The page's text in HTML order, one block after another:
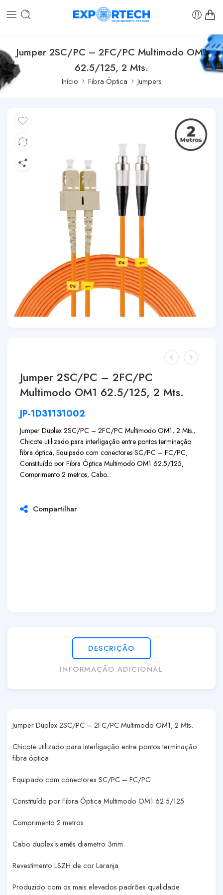
Jumper 2SC/PC – 2FC/PC Multimodo OM1
62.5/125, 2 Mts.
Início Fibra Óptica Jumpers
Jumper 2SC/PC – 2FC/PC
Multimodo OM1 62.5/125, 2 Mts.
JP-1D31131002
Jumper Duplex 2SC/PC – 2FC/PC Multimodo OM1, 2 Mts.,
Chicote utilizado para interligação entre pontos terminação
fibra óptica, Equipado com conectores SC/PC – FC/PC,
Constituído por Fibra Óptica Multimodo OM1 62.5/125,
Comprimento 2 metros, Cabo...
Compartilhar
DESCRIÇÃO
INFORMAÇÃO ADICIONAL
Jumper Duplex 2SC/PC – 2FC/PC Multimodo OM1, 2 Mts.
Chicote utilizado para interligação entre pontos terminação
fibra óptica
Equipado com conectores SC/PC – FC/PC
Constituído por Fibra Óptica Multimodo OM1 62.5/125
Comprimento 2 metros
Cabo duplex siamês diametro 3mm
Revestimento LSZH de cor Laranja
Produzido com os mais elevados padrões qualidade